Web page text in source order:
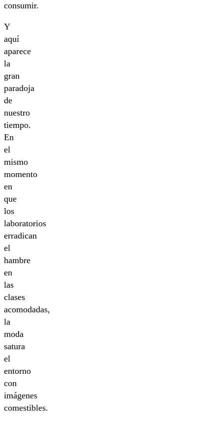
consumir.
Y
aquí
aparece
la
gran
paradoja
de
nuestro
tiempo.
En
el
mismo
momento
en
que
los
laboratorios
erradican
el
hambre
en
las
clases
acomodadas,
la
moda
satura
el
entorno
con
imágenes
comestibles.